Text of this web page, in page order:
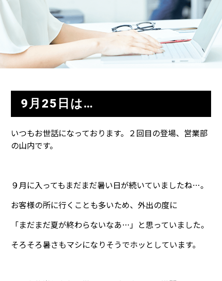
9月25日は…
いつもお世話になっております。２回目の登場、営業部
の山内です。
９月に入ってもまだまだ暑い日が続いていましたね…。
お客様の所に行くことも多いため、外出の度に
「まだまだ夏が終わらないなあ…」と思っていました。
そろそろ暑さもマシになりそうでホッとしています。